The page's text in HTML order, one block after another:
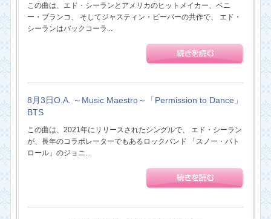
この曲は、エド・シーランとアメリカのヒットメイカー、ベニ
ー・ブランコ、 そしてジャスティン・ビーバーの共作で、 エド・
シーランはバックコーラ...
8月3日O.A. ～Music Maestro～「Permission to Dance」
BTS
この曲は、2021年にリリースされたシングルで、 エド・シーラン
が、長年のコラボレーターでもあるロックバンド 「スノー・パト
ロール」のジョニ...